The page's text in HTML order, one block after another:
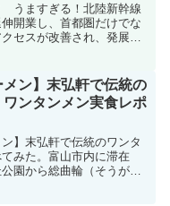
うますぎる！北陸新幹線
開業し、首都圏だけでな
セスが改善され、発展著
、白エビ・・・。「おいし
で「きときと...
メン】末弘軒で伝統の
ワンタンメン実食レポ
ン】末弘軒で伝統のワンタ
みた。富山市内に滞在
園から総曲輪（そうが